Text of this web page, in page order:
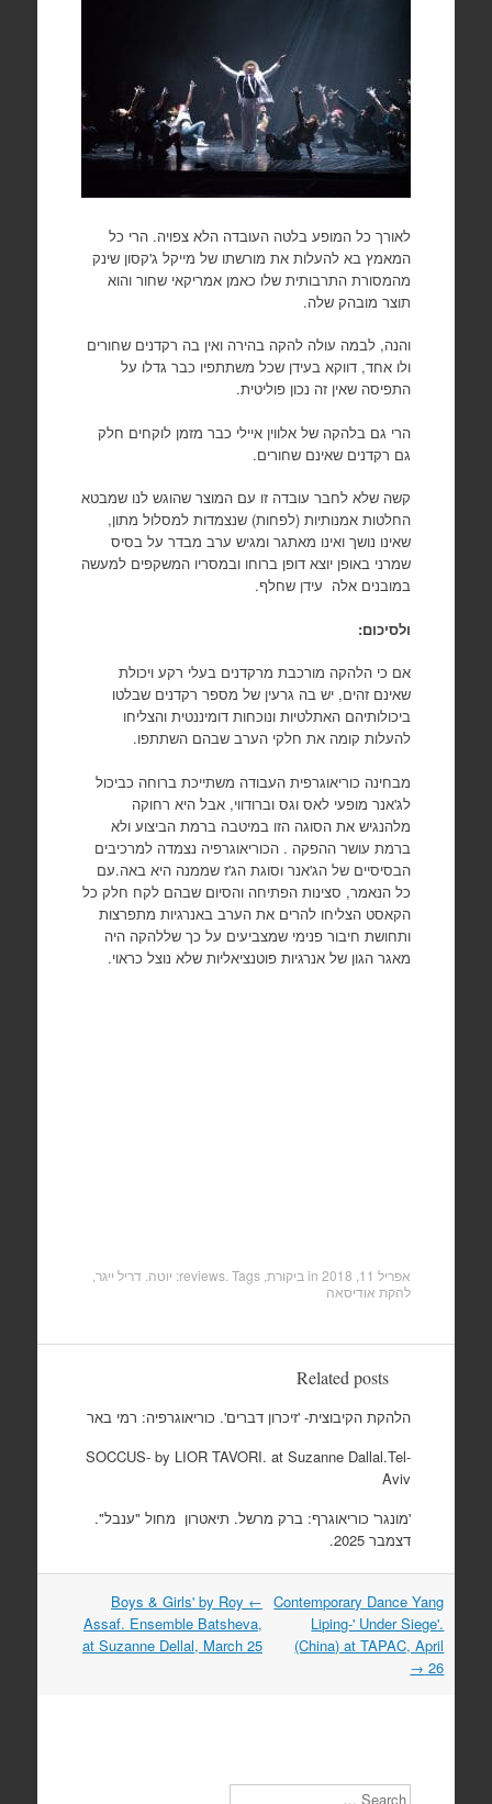
לאורך כל המופע בלטה העובדה הלא צפויה. הרי כל
המאמץ בא להעלות את מורשתו של מייקל ג'קסון שינק
מהמסורת התרבותית שלו כאמן אמריקאי שחור והוא
תוצר מובהק שלה.
והנה, לבמה עולה להקה בהירה ואין בה רקדנים שחורים
ולו אחד, דווקא בעידן שכל משתתפיו כבר גדלו על
התפיסה שאין זה נכון פוליטית.
הרי גם בלהקה של אלווין איילי כבר מזמן לוקחים חלק
גם רקדנים שאינם שחורים.
קשה שלא לחבר עובדה זו עם המוצר שהוגש לנו שמבטא
החלטות אמנותיות (לפחות) שנצמדות למסלול מתון,
שאינו נושך ואינו מאתגר ומגיש ערב מבדר על בסיס
שמרני באופן יוצא דופן ברוחו ובמסריו המשקפים למעשה
במובנים אלה עידן שחלף.
ולסיכום:
אם כי הלהקה מורכבת מרקדנים בעלי רקע ויכולת
שאינם זהים, יש בה גרעין של מספר רקדנים שבלטו
ביכולותיהם האתלטיות ונוכחות דומיננטית והצליחו
להעלות קומה את חלקי הערב שבהם השתתפו.
מבחינה כוריאוגרפית העבודה משתייכת ברוחה כביכול
לג'אנר מופעי לאס וגס וברודווי, אבל היא רחוקה
מלהנגיש את הסוגה הזו במיטבה ברמת הביצוע ולא
ברמת עושר ההפקה . הכוריאוגרפיה נצמדה למרכיבים
הבסיסיים של הג'אנר וסוגת הג'ז שממנה היא באה.עם
כל הנאמר, סצינות הפתיחה והסיום שבהם לקח חלק כל
הקאסט הצליחו להרים את הערב באנרגיות מתפרצות
ותחושת חיבור פנימי שמצביעים על כך שללהקה היה
מאגר הגון של אנרגיות פוטנציאליות שלא נוצל כראוי.
אפריל 11, 2018 in ביקורת, reviews . Tags: יוטה. דריל ייגר,
להקת אודיסאה
Related posts
הלהקת הקיבוצית- 'זיכרון דברים'. כוריאוגרפיה: רמי באר
SOCCUS- by LIOR TAVORI. at Suzanne Dallal.Tel-
Aviv
'מונגר' כוריאוגרף: ברק מרשל. תיאטרון מחול "ענבל".
דצמבר 2025.
Post
navigation
←
Boys & Girls' by Roy
Assaf. Ensemble Batsheva,
at Suzanne Dellal, March 25
Contemporary Dance Yang
Liping-' Under Siege'.
(China) at TAPAC, April
26
→
Search